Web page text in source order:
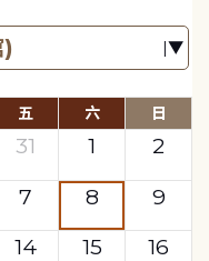
五 六 日
31 1
2
7 8
9
14 15
16